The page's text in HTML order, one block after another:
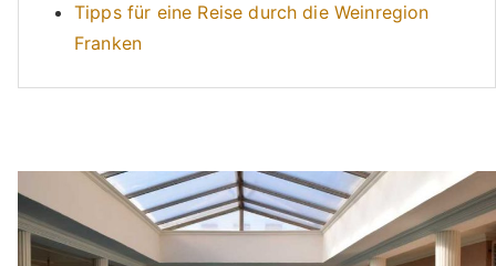
Tipps für eine Reise durch die Weinregion
Franken